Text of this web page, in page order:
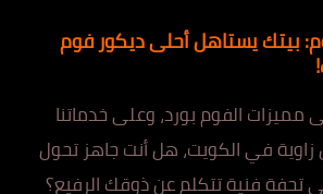
بيتك يستاهل أحلى ديكور فوم
الفوم بورد، وعلى خدماتنا
في الكويت، هل أنت جاهز تحول
تحفة فنية تتكلم عن ذوقك الرفيع؟